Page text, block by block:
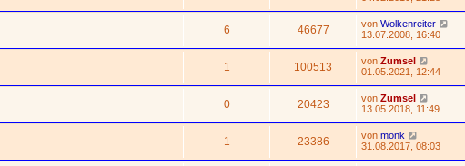
6 46677 von Wolkenreiter
13.07.2008, 16:40
1 100513 von Zumsel
01.05.2021, 12:44
0 20423 von Zumsel
13.05.2018, 11:49
1 23386 von monk
31.08.2017, 08:03